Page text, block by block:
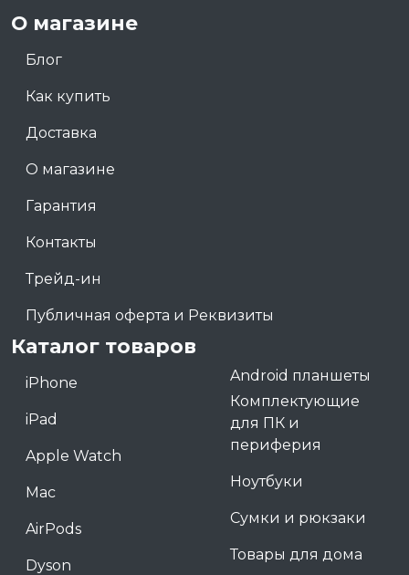
О магазине
Блог
Как купить
Доставка
О магазине
Гарантия
Контакты
Трейд-ин
Публичная оферта и Реквизиты
Каталог товаров
iPhone
iPad
Apple Watch
Mac
AirPods
Dyson
Android планшеты
Комплектующие
для ПК и
периферия
Ноутбуки
Сумки и рюкзаки
Товары для дома